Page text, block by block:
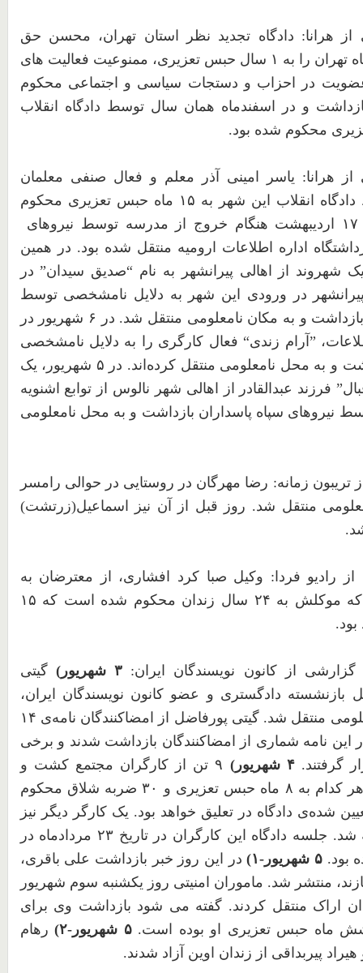
از هرانا: دادگاه تجدید نظر استان تهران، محسن حق
تهران را به ۱ سال حبس تعزیری، ممنوعیت فعالیت های
در احزاب و دستجات سیاسی و اجتماعی محکوم
و در اسفندماه همان سال توسط دادگاه
انقلاب
محکوم شده بود.
هرانا: یاسر امینی آذر معلم و فعال صنفی معلمان
انقلاب این شهر به ۱۵ ماه حبس تعزیری محکوم
۱۷ اردیبهشت هنگام خروج از مدرسه توسط نیروهای
اداره اطلاعات ارومیه منتقل شده بود. در همین
شهروند از اهالی پیرانشهر به نام “صدیق سیدان” در
در ورودی این شهر به دلایل نامشخصی توسط
و به مکان نامعلومی منتقل شد. در ۶ شهریور در
”آرام زندی“ فعال کارگری را به دلایل نامشخصی
و به محل نامعلومی منتقل کردەاند. در ۵ شهریور، یک
فرزند عبدالقادر از اهالی شهر نالوس از توابع اشنویه
نیروهای سپاه پاسداران بازداشت و به محل نامعلومی
زمانه: رضا مهرگان در روستایی در حوالی رامسر
منتقل شد. روز قبل از آن نیز اسماعیل(زرتشت)
رادیو فردا: وکیل صبا کرد افشاری، از معترضان به
که موکلش به ۲۴ سال زندان محکوم شده است که ۱۵
گزارشی از کانون نویسندگان ایران: ۳ شهریور)گیتی
بازنشسته دادگستری و عضو کانون نویسندگان ایران،
منتقل شد. گیتی پورفاضل از امضاکنندگان نامه‌ی ۱۴
این نامه شماری از امضاکنندگان بازداشت شدند و برخی
گرفتند.۴ شهریور) ۹ تن از کارگران مجتمع کشت و
کدام به ۸ ماه حبس تعزیری و ۳۰ ضربه شلاق محکوم
شده‌ی دادگاه در تعلیق خواهد بود. یک کارگر دیگر نیز
شد. جلسه دادگاه این کارگران در تاریخ۲۳ مردادماه در
بود. ۵ شهریور-۱)در این روز خبر بازداشت علی باقری،
منتشر شد. ماموران امنیتی روز یکشنبه سوم شهریور
اراک منتقل کردند. گفته می شود بازداشت وی برای
ماه حبس تعزیری او بوده است.۵ شهریور-۲) رهام
پیربداقی از زندان اوین آزاد شدند.